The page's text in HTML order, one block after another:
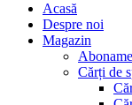
Acasă
Despre noi
Magazin
Cărți de